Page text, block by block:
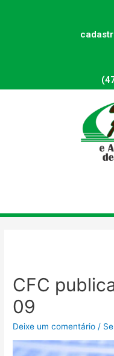
CFC
09
Deixe um comentário /